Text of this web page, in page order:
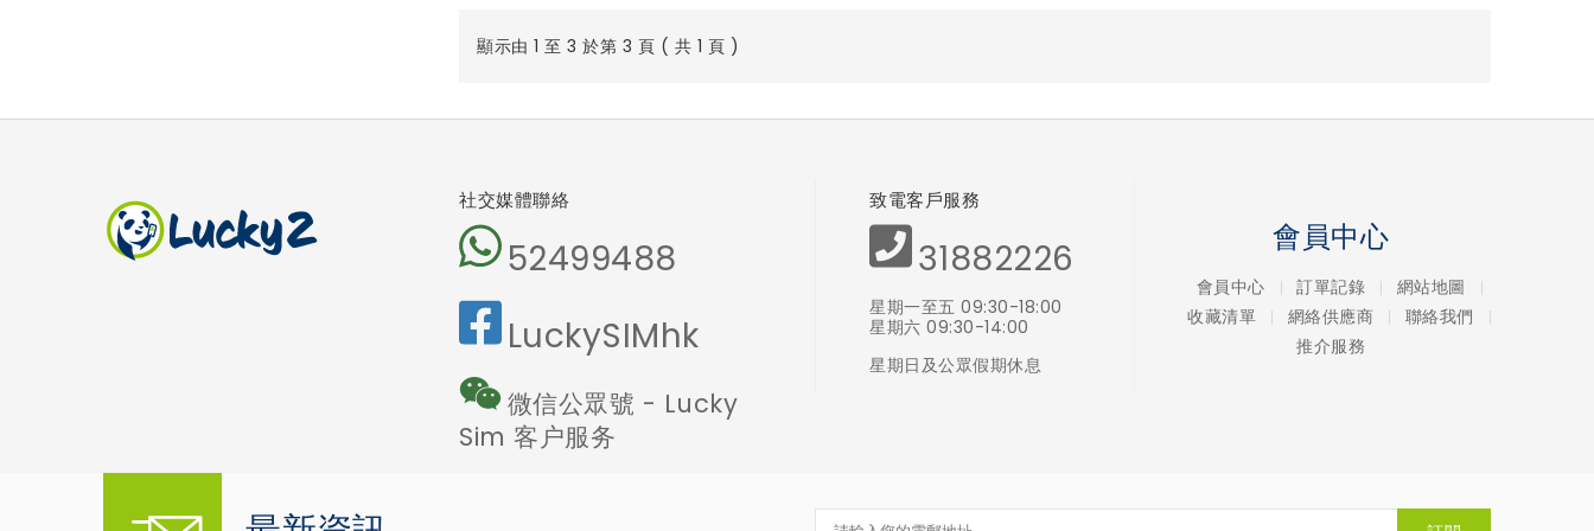
顯示由 1 至 3 於第 3 頁 ( 共 1 頁 )
社交媒體聯絡
52499488
LuckySIMhk
微信公眾號 - Lucky
Sim 客户服务
致電客戶服務
31882226
星期一至五 09:30-18:00
星期六 09:30-14:00
星期日及公眾假期休息
會員中心
會員中心 訂單記錄
網站地圖
收藏清單
網絡供應商
聯絡我們
推介服務